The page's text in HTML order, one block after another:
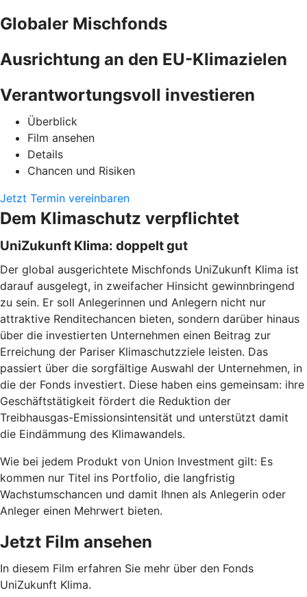
Globaler Mischfonds
Ausrichtung an den EU-Klimazielen
Verantwortungsvoll investieren
Überblick
Film ansehen
Details
Chancen und Risiken
Jetzt Termin vereinbaren
Dem Klimaschutz verpflichtet
UniZukunft Klima: doppelt gut
Der global ausgerichtete Mischfonds UniZukunft Klima ist
darauf ausgelegt, in zweifacher Hinsicht gewinnbringend
zu sein. Er soll Anlegerinnen und Anlegern nicht nur
attraktive Renditechancen bieten, sondern darüber hinaus
über die investierten Unternehmen einen Beitrag zur
Erreichung der Pariser Klimaschutzziele leisten. Das
passiert über die sorgfältige Auswahl der Unternehmen, in
die der Fonds investiert. Diese haben eins gemeinsam: ihre
Geschäftstätigkeit fördert die Reduktion der
Treibhausgas-Emissionsintensität und unterstützt damit
die Eindämmung des Klimawandels.
Wie bei jedem Produkt von Union Investment gilt: Es
kommen nur Titel ins Portfolio, die langfristig
Wachstumschancen und damit Ihnen als Anlegerin oder
Anleger einen Mehrwert bieten.
Jetzt Film ansehen
In diesem Film erfahren Sie mehr über den Fonds
UniZukunft Klima.